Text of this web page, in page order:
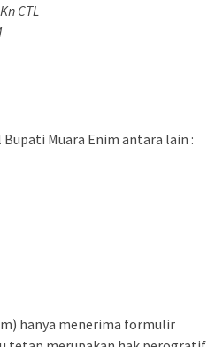
CTL
Muara Enim antara lain :
hanya menerima formulir